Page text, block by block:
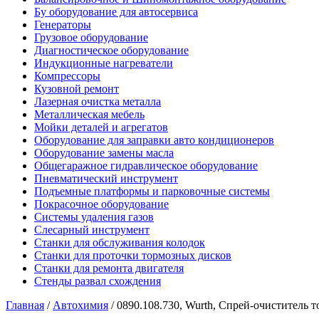
Бу оборудование для автосервиса
Генераторы
Грузовое оборудование
Диагностическое оборудование
Индукционные нагреватели
Компрессоры
Кузовной ремонт
Лазерная очистка металла
Металлическая мебель
Мойки деталей и агрегатов
Оборудование для заправки авто кондиционеров
Оборудование замены масла
Общегаражное гидравлическое оборудование
Пневматический инструмент
Подъемные платформы и парковочные системы
Покрасочное оборудование
Системы удаления газов
Слесарный инструмент
Станки для обслуживания колодок
Станки для проточки тормозных дисков
Станки для ремонта двигателя
Стенды развал схождения
Главная / Автохимия / 0890.108.730, Wurth, Спрей-очиститель